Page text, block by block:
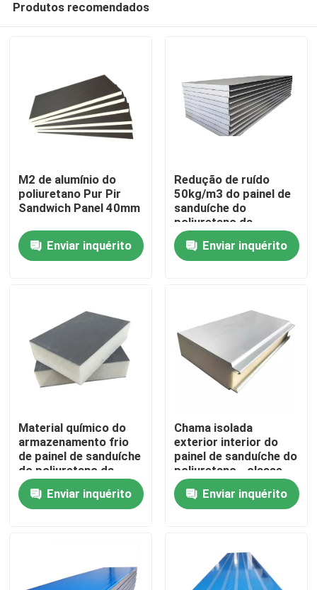
Casa
Quem Somos
Produtos
Materiais de isolação térmica
lã de vidro
Painel sanduíche de lã de rocha
painel sanduíche EPS
Produtos recomendados
M2 de alumínio do
poliuretano Pur Pir
Sandwich Panel 40mm
Enviar inquérito
Redução de ruído
50kg/m3 do painel de
sanduíche do
poliuretano da
isolação térmica de
armazenamento frio
Enviar inquérito
Material químico do
armazenamento frio
de painel de sanduíche
do poliuretano da
isolação do petróleo
Enviar inquérito
Chama isolada
exterior interior do
painel de sanduíche do
poliuretano - classe
retardadora A
Enviar inquérito